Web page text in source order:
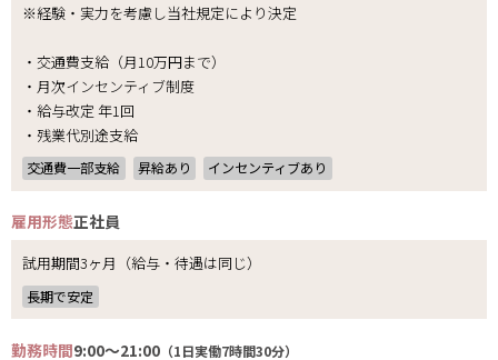
※経験・実力を考慮し当社規定により決定
・交通費支給（月10万円まで）
・月次インセンティブ制度
・給与改定 年1回
・残業代別途支給
交通費一部支給 昇給あり インセンティブあり
雇用形態正社員
試用期間3ヶ月（給与・待遇は同じ）
長期で安定
勤務時間9:00～21:00 （1日実働7時間30分）